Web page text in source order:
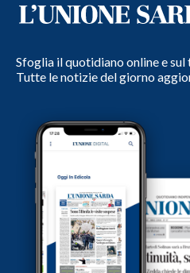
Sfoglia il quotidiano online e
Tutte le notizie del giorno